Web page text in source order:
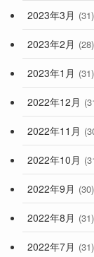
2023年3月 (31)
2023年2月 (28)
2023年1月 (31)
2022年12月
2022年11月
2022年10月
2022年9月 (30)
2022年8月 (31)
2022年7月 (31)